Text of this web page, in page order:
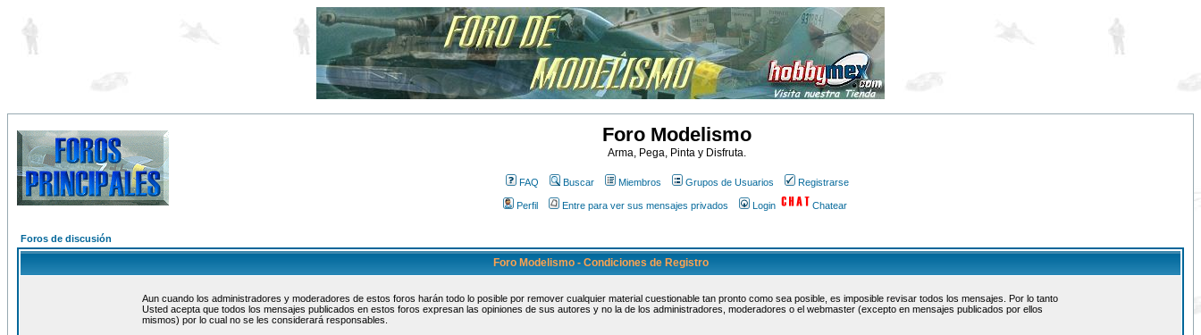
Foro Modelismo
Arma, Pega, Pinta y Disfruta.
FAQ Buscar Miembros Grupos de Usuarios Registrarse
Perfil Entre para ver sus mensajes privados Login Chatear
Foros de discusión
Foro Modelismo - Condiciones de Registro
Aun cuando los administradores y moderadores de estos foros harán todo lo posible por remover cualquier material cuestionable tan pronto como sea posible, es imposible revisar todos los mensajes. Por lo tanto
Usted acepta que todos los mensajes publicados en estos foros expresan las opiniones de sus autores y no la de los administradores, moderadores o el webmaster (excepto en mensajes publicados por ellos
mismos) por lo cual no se les considerará responsables.